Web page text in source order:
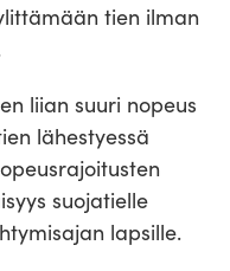
tien ilman
liian suuri nopeus
lähestyessä
suojatielle
lapsille.